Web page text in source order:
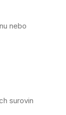
nebo
surovin